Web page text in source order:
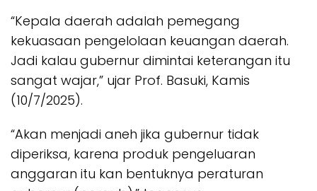
“Kepala daerah adalah pemegang
kekuasaan pengelolaan keuangan daerah.
Jadi kalau gubernur dimintai keterangan itu
sangat wajar,” ujar Prof. Basuki, Kamis
(10/7/2025).
“Akan menjadi aneh jika gubernur tidak
diperiksa, karena produk pengeluaran
anggaran itu kan bentuknya peraturan